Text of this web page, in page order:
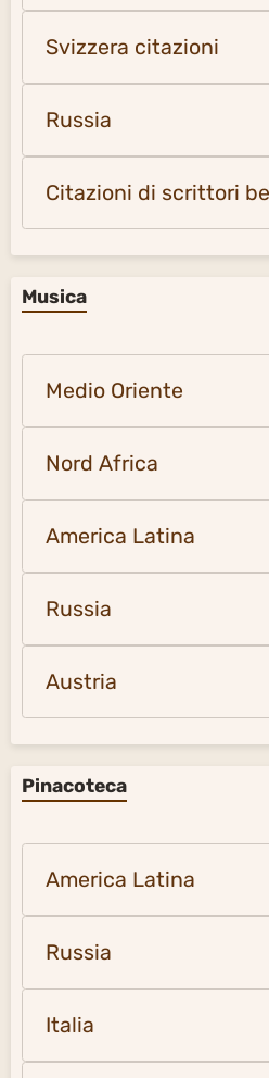
Svizzera citazioni
Russia
Citazioni di scrittori
Musica
Medio Oriente
Nord Africa
America Latina
Russia
Austria
Pinacoteca
America Latina
Russia
Italia